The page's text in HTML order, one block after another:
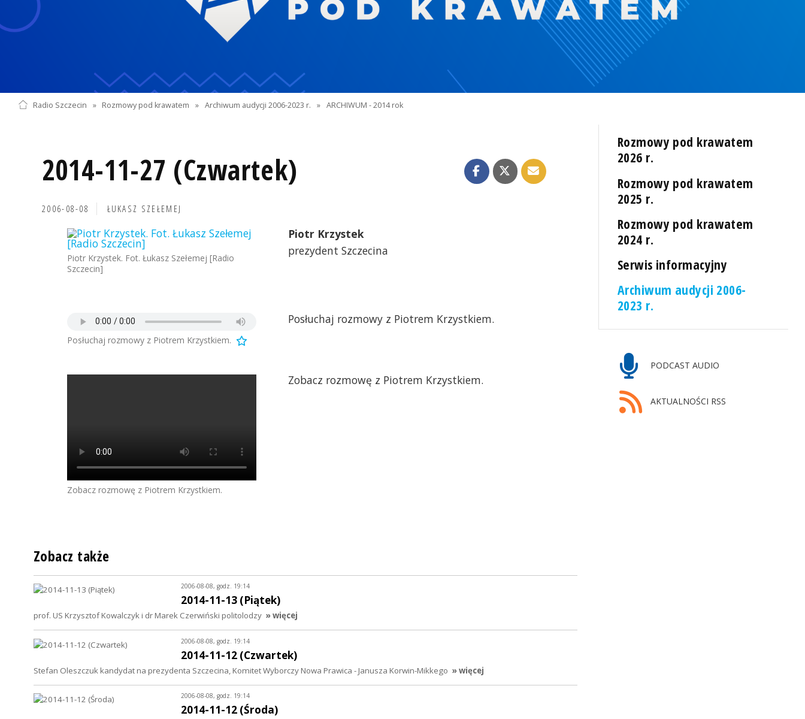
Radio Szczecin » Rozmowy pod krawatem » Archiwum audycji 2006-2023 r. » ARCHIWUM - 2014 rok
2014-11-27 (Czwartek)
2006-08-08 ŁUKASZ SZEŁEMEJ
Piotr Krzystek. Fot. Łukasz Szełemej [Radio
Szczecin]
Piotr Krzystek
prezydent Szczecina
Posłuchaj rozmowy z Piotrem Krzystkiem.
Posłuchaj rozmowy z Piotrem Krzystkiem.
Zobacz rozmowę z Piotrem Krzystkiem.
Zobacz rozmowę z Piotrem Krzystkiem.
Rozmowy pod krawatem
2026 r.
Rozmowy pod krawatem
2025 r.
Rozmowy pod krawatem
2024 r.
Serwis informacyjny
Archiwum audycji 2006-
2023 r.
PODCAST AUDIO
AKTUALNOŚCI RSS
Zobacz także
2006-08-08, godz. 19:14
2014-11-13 (Piątek)
prof. US Krzysztof Kowalczyk i dr Marek Czerwiński politolodzy » więcej
2006-08-08, godz. 19:14
2014-11-12 (Czwartek)
Stefan Oleszczuk kandydat na prezydenta Szczecina, Komitet Wyborczy Nowa Prawica - Janusza Korwin-Mikkego » więcej
2006-08-08, godz. 19:14
2014-11-12 (Środa)